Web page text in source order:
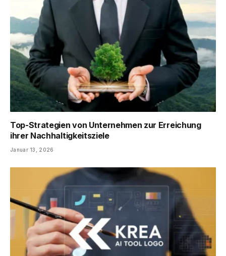
Top-Strategien von Unternehmen zur Erreichung
ihrer Nachhaltigkeitsziele
Januar 13, 2026